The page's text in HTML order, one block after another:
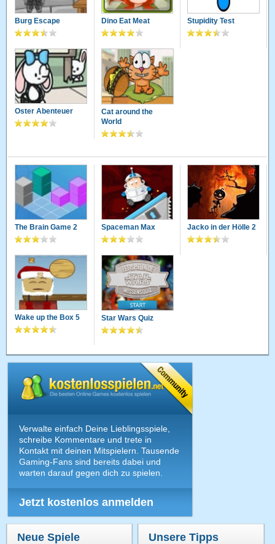
Burg Escape Dino Eat Meat Stupidity Test
Oster Abenteuer
Cat around the
World
The Brain Game 2 Spaceman Max Jacko in der Hölle 2
Wake up the Box 5 Star Wars Quiz
Verwalte einfach Deine Lieblingsspiele,
schreibe Kommentare und trete in
Kontakt mit deinen Mitspielern. Tausende
Gaming-Fans sind bereits dabei und
warten darauf gegen dich zu spielen.
Jetzt kostenlos anmelden
Neue Spiele Unsere Tipps